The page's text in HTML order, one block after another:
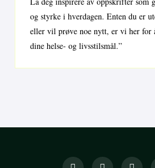
og styrke i hverdagen. Enten du er
eller vil prøve noe nytt, er vi her for
dine helse- og livsstilsmål.”